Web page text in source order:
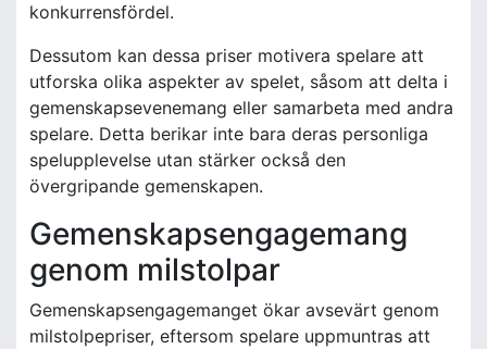
konkurrensfördel.
Dessutom kan dessa priser motivera spelare att
utforska olika aspekter av spelet, såsom att delta i
gemenskapsevenemang eller samarbeta med andra
spelare. Detta berikar inte bara deras personliga
spelupplevelse utan stärker också den
övergripande gemenskapen.
Gemenskapsengagemang
genom milstolpar
Gemenskapsengagemanget ökar avsevärt genom
milstolpepriser, eftersom spelare uppmuntras att